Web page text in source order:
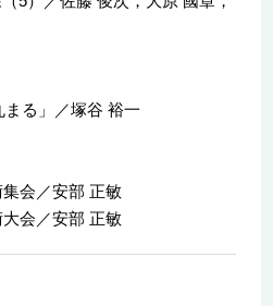
る」／塚谷 裕一
会／安部 正敏
会／安部 正敏